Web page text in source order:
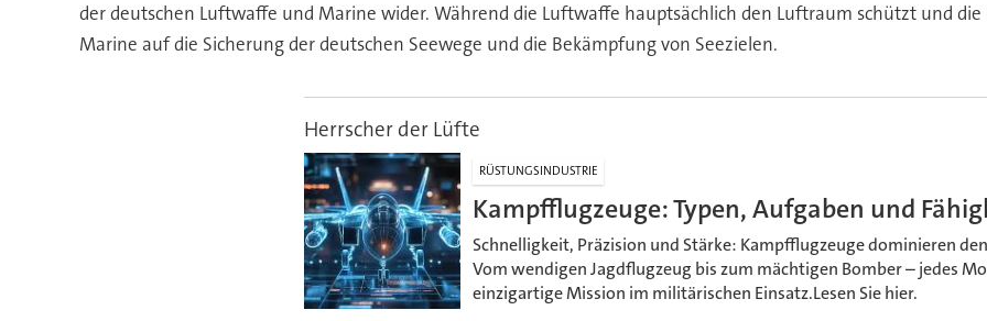
der deutschen Luftwaffe und Marine wider. Während die Luftwaffe hauptsächlich den Luftraum schützt und
Marine auf die Sicherung der deutschen Seewege und die Bekämpfung von Seezielen.
Herrscher der Lüfte
RÜSTUNGSINDUSTRIE
Kampfflugzeuge: Typen, Aufgaben und
Schnelligkeit, Präzision und Stärke: Kampfflugzeuge dominieren
Vom wendigen Jagdflugzeug bis zum mächtigen Bomber – jedes
einzigartige Mission im militärischen Einsatz.Lesen Sie hier.